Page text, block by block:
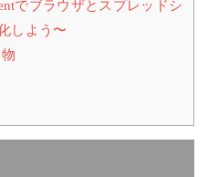
でブラウザとスプレッドシ
しよう〜